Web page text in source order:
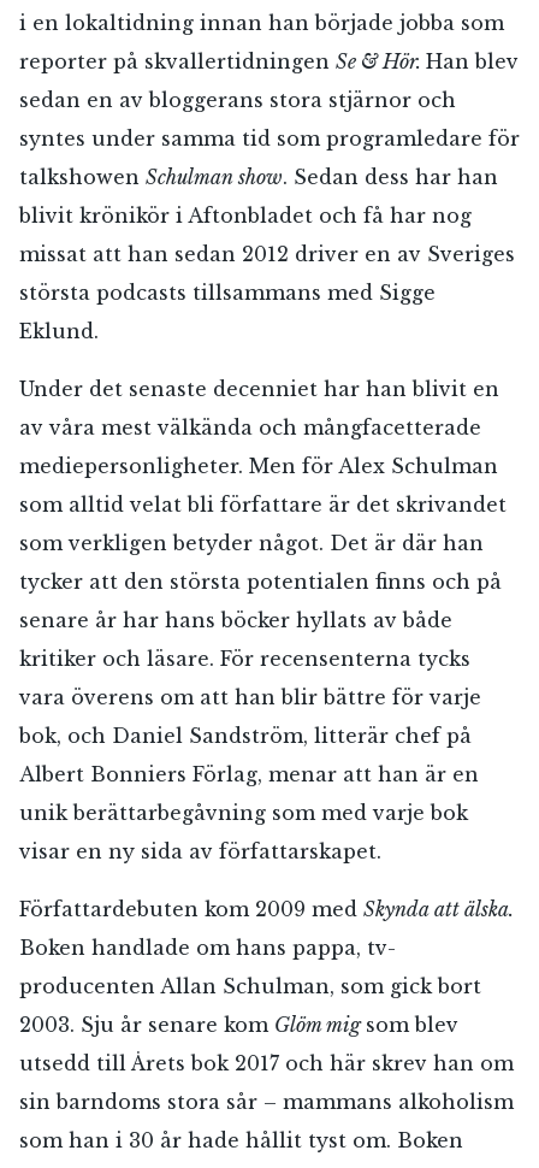
i en lokaltidning innan han började jobba som
reporter på skvallertidningen Se & Hör. Han blev
sedan en av bloggerans stora stjärnor och
syntes under samma tid som programledare för
talkshowen Schulman show. Sedan dess har han
blivit krönikör i Aftonbladet och få har nog
missat att han sedan 2012 driver en av Sveriges
största podcasts tillsammans med Sigge
Eklund.
Under det senaste decenniet har han blivit en
av våra mest välkända och mångfacetterade
mediepersonligheter. Men för Alex Schulman
som alltid velat bli författare är det skrivandet
som verkligen betyder något. Det är där han
tycker att den största potentialen finns och på
senare år har hans böcker hyllats av både
kritiker och läsare. För recensenterna tycks
vara överens om att han blir bättre för varje
bok, och Daniel Sandström, litterär chef på
Albert Bonniers Förlag, menar att han är en
unik berättarbegåvning som med varje bok
visar en ny sida av författarskapet.
Författardebuten kom 2009 med Skynda att älska.
Boken handlade om hans pappa, tv-
producenten Allan Schulman, som gick bort
2003. Sju år senare kom Glöm mig som blev
utsedd till Årets bok 2017 och här skrev han om
sin barndoms stora sår – mammans alkoholism
som han i 30 år hade hållit tyst om. Boken